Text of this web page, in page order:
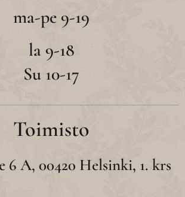
ma-pe 9-19
la 9-18
Su 10-17
Toimisto
6 A, 00420 Helsinki, 1. krs